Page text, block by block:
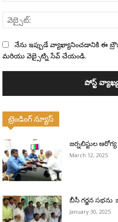
నేను ఇప్పుడే వ్యాఖ్యానించడానికి ఈ
మరియు వెబ్సైట్ని సేవ్ చేయండి.
ట్రెండింగ్ న్యూస్
జర్నలిస్టుల
March 12, 2025
బీసీ గర్జన
January 30, 2025